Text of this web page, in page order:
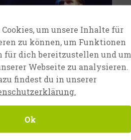
65
Christianity contradicting
um unsere Inhalte für
zu können, um Funktionen
für dich bereitzustellen und um
Webseite zu analysieren.
findest du in unserer
Ok